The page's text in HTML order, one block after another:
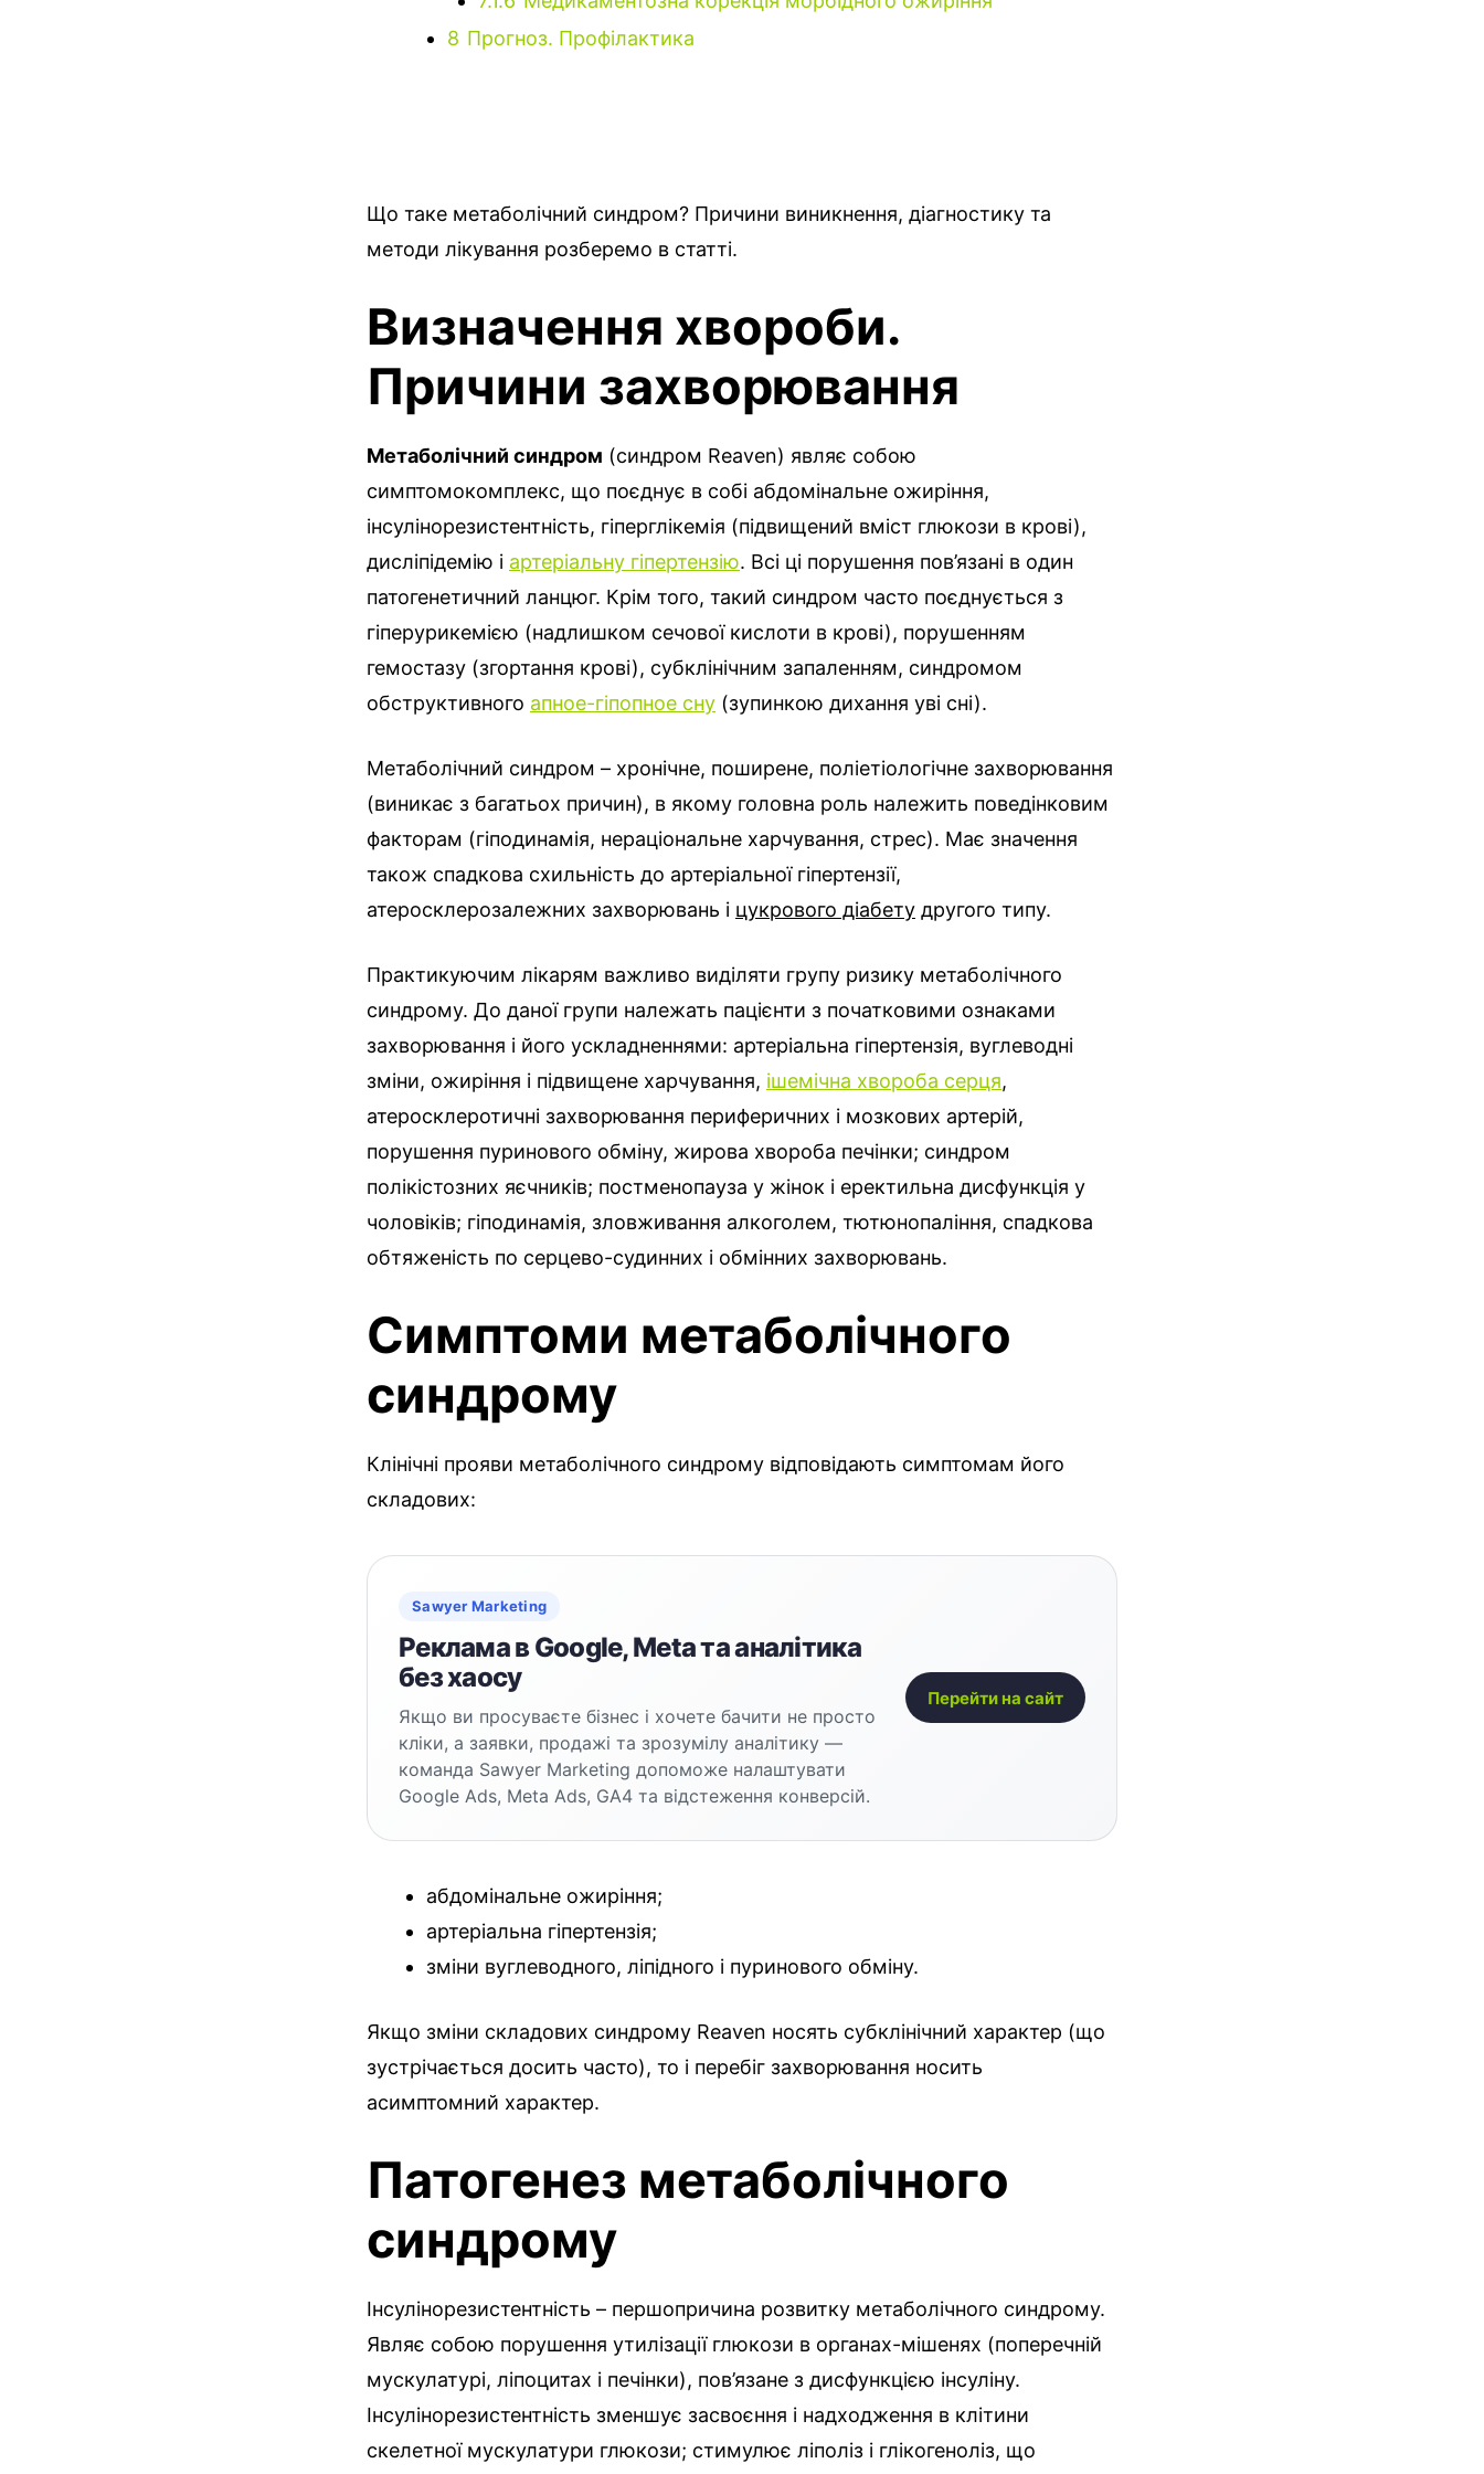
8 Прогноз. Профілактика
Що таке метаболічний синдром? Причини виникнення, діагностику та
методи лікування розберемо в статті.
Визначення хвороби.
Причини захворювання
Метаболічний синдром (синдром Reaven) являє собою
симптомокомплекс, що поєднує в собі абдомінальне ожиріння,
інсулінорезистентність, гіперглікемія (підвищений вміст глюкози в крові),
дисліпідемію і артеріальну гіпертензію. Всі ці порушення пов’язані в один
патогенетичний ланцюг. Крім того, такий синдром часто поєднується з
гіперурикемією (надлишком сечової кислоти в крові), порушенням
гемостазу (згортання крові), субклінічним запаленням, синдромом
обструктивного апное-гіпопное сну (зупинкою дихання уві сні).
Метаболічний синдром – хронічне, поширене, поліетіологічне захворювання
(виникає з багатьох причин), в якому головна роль належить поведінковим
факторам (гіподинамія, нераціональне харчування, стрес). Має значення
також спадкова схильність до артеріальної гіпертензії,
атеросклерозалежних захворювань і цукрового діабету другого типу.
Практикуючим лікарям важливо виділяти групу ризику метаболічного
синдрому. До даної групи належать пацієнти з початковими ознаками
захворювання і його ускладненнями: артеріальна гіпертензія, вуглеводні
зміни, ожиріння і підвищене харчування, ішемічна хвороба серця,
атеросклеротичні захворювання периферичних і мозкових артерій,
порушення пуринового обміну, жирова хвороба печінки; синдром
полікістозних яєчників; постменопауза у жінок і еректильна дисфункція у
чоловіків; гіподинамія, зловживання алкоголем, тютюнопаління, спадкова
обтяженість по серцево-судинних і обмінних захворювань.
Симптоми метаболічного
синдрому
Клінічні прояви метаболічного синдрому відповідають симптомам його
складових:
Sawyer Marketing
Реклама в Google, Meta та аналітика
без хаосу
Якщо ви просуваєте бізнес і хочете бачити не просто
кліки, а заявки, продажі та зрозумілу аналітику —
команда Sawyer Marketing допоможе налаштувати
Google Ads, Meta Ads, GA4 та відстеження конверсій.
Перейти на сайт
абдомінальне ожиріння;
артеріальна гіпертензія;
зміни вуглеводного, ліпідного і пуринового обміну.
Якщо зміни складових синдрому Reaven носять субклінічний характер (що
зустрічається досить часто), то і перебіг захворювання носить
асимптомний характер.
Патогенез метаболічного
синдрому
Інсулінорезистентність – першопричина розвитку метаболічного синдрому.
Являє собою порушення утилізації глюкози в органах-мішенях (поперечній
мускулатурі, ліпоцитах і печінки), пов’язане з дисфункцією інсуліну.
Інсулінорезистентність зменшує засвоєння і надходження в клітини
скелетної мускулатури глюкози; стимулює ліполіз і глікогеноліз, що